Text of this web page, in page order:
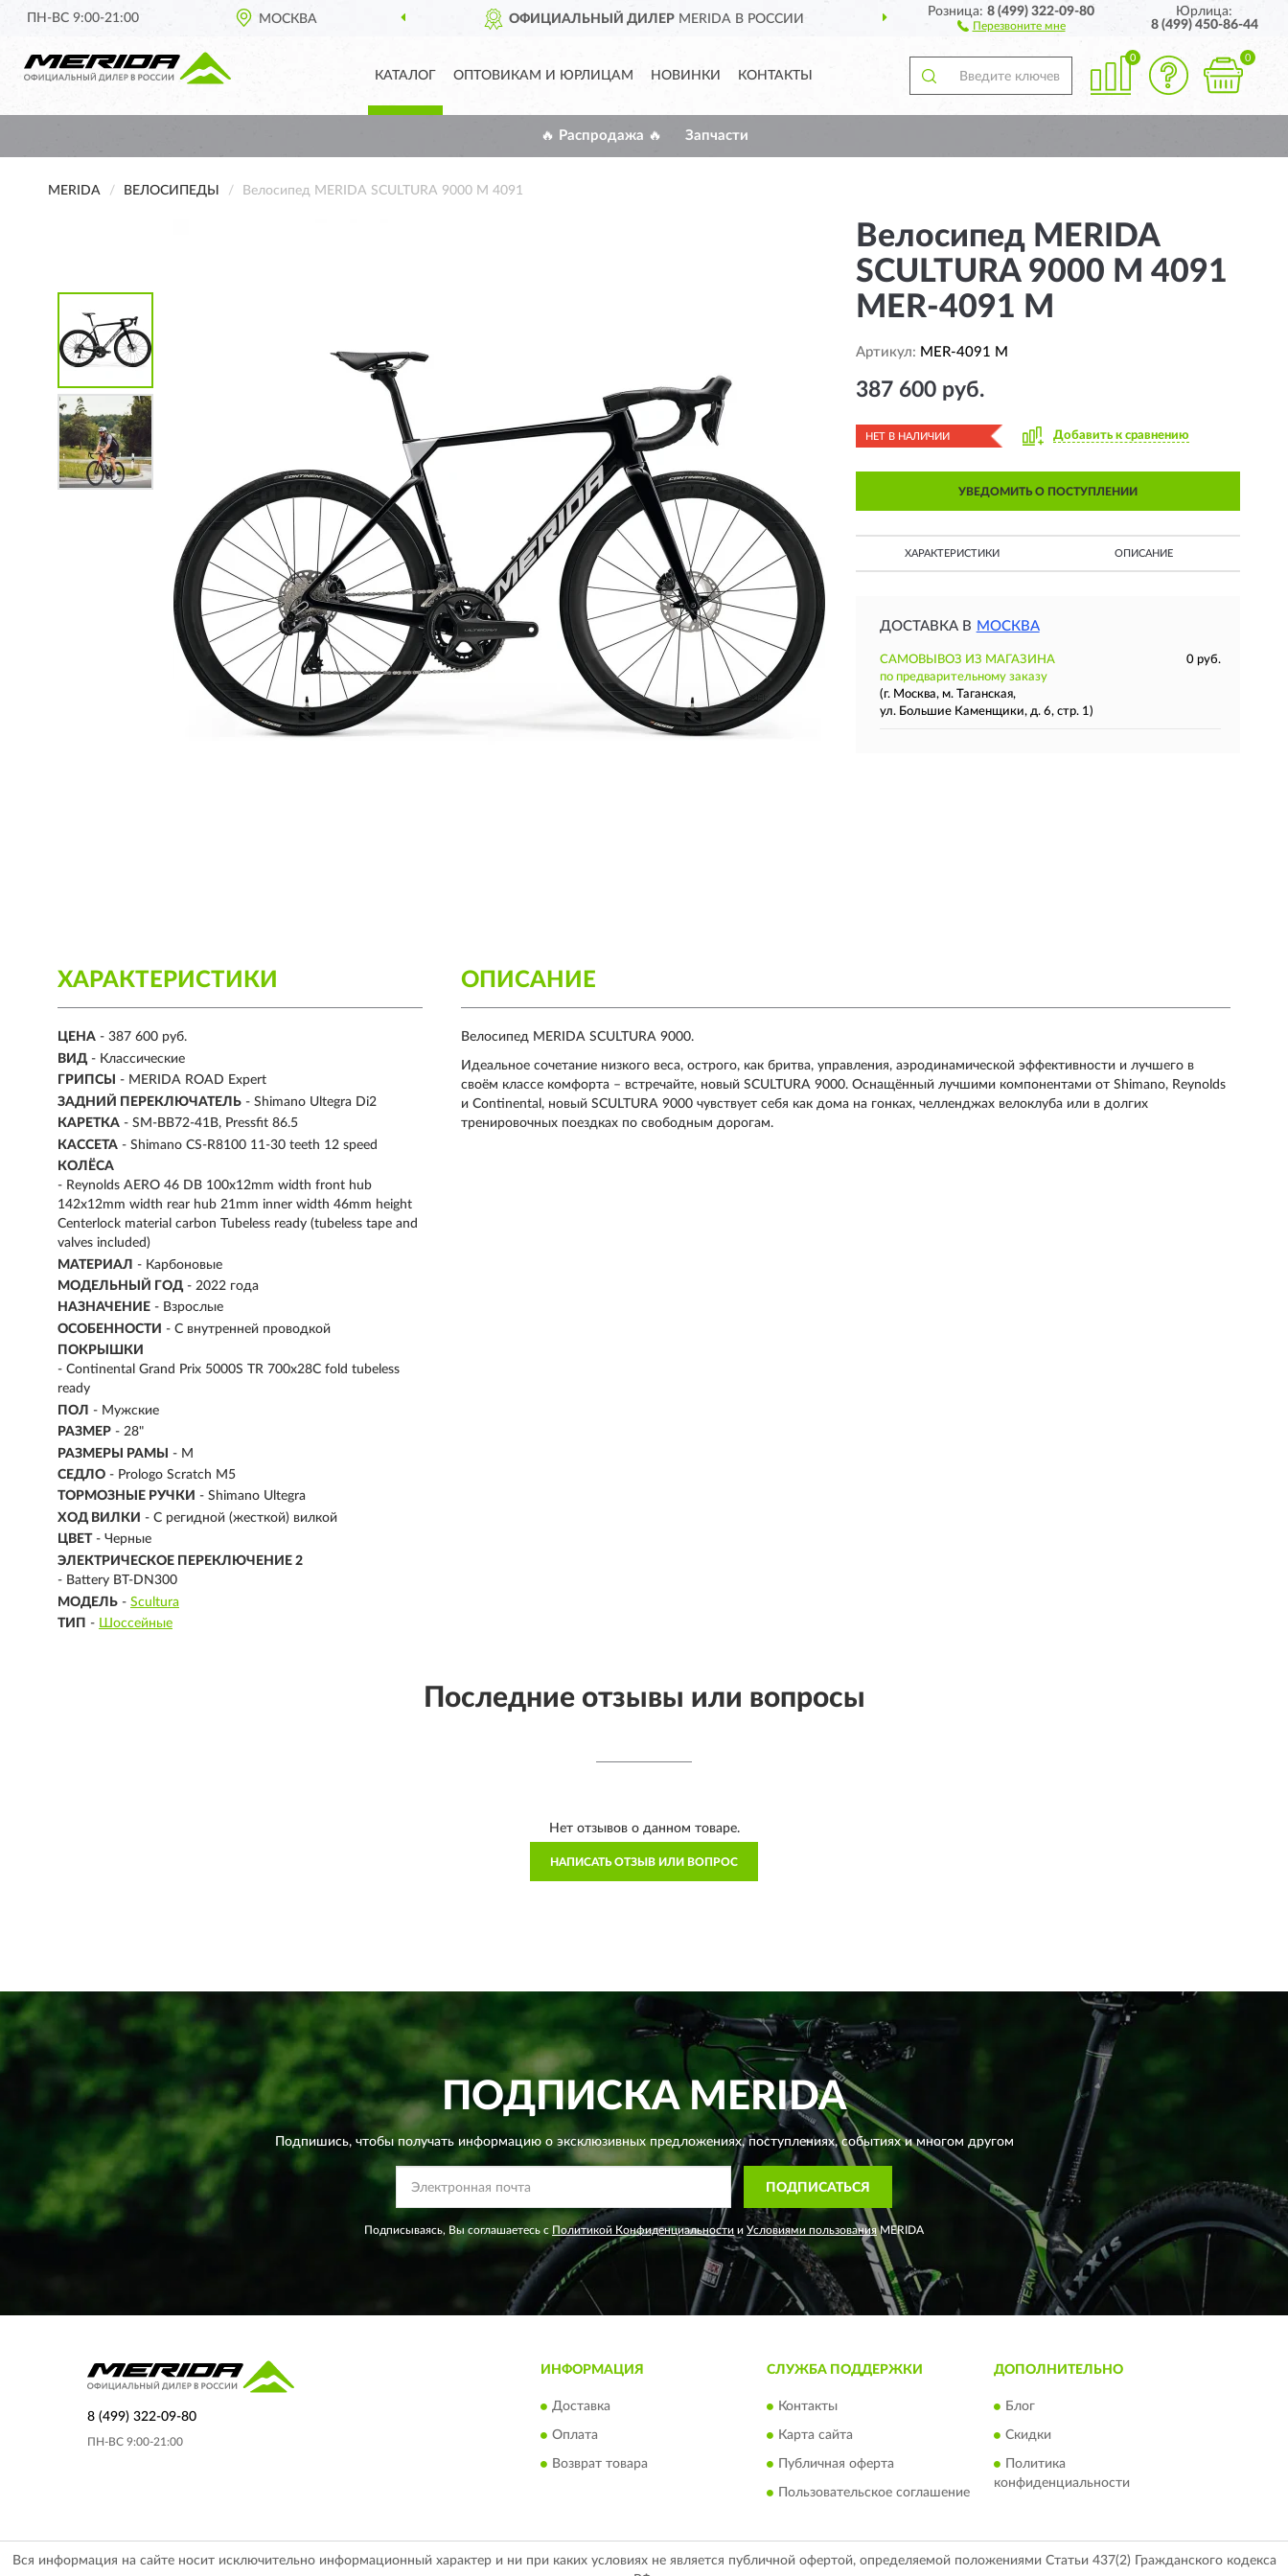
ПН-ВС 9:00-21:00 МОСКВА ОФИЦИАЛЬНЫЙ ДИЛЕРMERIDA В РОССИИ ДОСТАВИМ ПО ВСЕЙ РОССИИ
Розница:8 (499) 322-09-80
Перезвоните мне
Юрлица:
8 (499) 450-86-44
КАТАЛОГ ОПТОВИКАМ И ЮРЛИЦАМ НОВИНКИ КОНТАКТЫ
0 0
🔥 Распродажа 🔥 Запчасти
MERIDA ВЕЛОСИПЕДЫ Велосипед MERIDA SCULTURA 9000 M 4091
Велосипед MERIDA
SCULTURA 9000 M 4091
MER-4091 M
Артикул: MER-4091 M
387 600 руб.
НЕТ В НАЛИЧИИ Добавить к сравнению
УВЕДОМИТЬ О ПОСТУПЛЕНИИ
ХАРАКТЕРИСТИКИ ОПИСАНИЕ
ДОСТАВКА В МОСКВА
САМОВЫВОЗ ИЗ МАГАЗИНА
0 руб.
по предварительному заказу
(г. Москва, м. Таганская,
ул. Большие Каменщики, д. 6, стр. 1)
ХАРАКТЕРИСТИКИ
ЦЕНА - 387 600 руб.
ВИД - Классические
ГРИПСЫ
- MERIDA ROAD Expert
ЗАДНИЙ ПЕРЕКЛЮЧАТЕЛЬ - Shimano Ultegra Di2
КАРЕТКА - SM-BB72-41B, Pressfit 86.5
КАССЕТА - Shimano CS-R8100 11-30 teeth 12 speed
КОЛЁСА
- Reynolds AERO 46 DB 100x12mm width front hub
142x12mm width rear hub 21mm inner width 46mm height
Centerlock material carbon Tubeless ready (tubeless tape and
valves included)
МАТЕРИАЛ - Карбоновые
МОДЕЛЬНЫЙ ГОД - 2022 года
НАЗНАЧЕНИЕ - Взрослые
ОСОБЕННОСТИ - С внутренней проводкой
ПОКРЫШКИ
- Continental Grand Prix 5000S TR 700x28C fold tubeless
ready
ПОЛ - Мужские
РАЗМЕР - 28"
РАЗМЕРЫ РАМЫ
- M
СЕДЛО - Prologo Scratch M5
ТОРМОЗНЫЕ РУЧКИ - Shimano Ultegra
ХОД ВИЛКИ - С регидной (жесткой) вилкой
ЦВЕТ - Черные
ЭЛЕКТРИЧЕСКОЕ ПЕРЕКЛЮЧЕНИЕ 2
- Battery BT-DN300
МОДЕЛЬ - Scultura
ТИП - Шоссейные
ОПИСАНИЕ
Велосипед MERIDA SCULTURA 9000.
Идеальное сочетание низкого веса, острого, как бритва, управления, аэродинамической эффективности и лучшего в
своём классе комфорта – встречайте, новый SCULTURA 9000. Оснащённый лучшими компонентами от Shimano, Reynolds
и Continental, новый SCULTURA 9000 чувствует себя как дома на гонках, челленджах велоклуба или в долгих
тренировочных поездках по свободным дорогам.
Последние отзывы или вопросы
Нет отзывов о данном товаре.
НАПИСАТЬ ОТЗЫВ ИЛИ ВОПРОС
ПОДПИСКАMERIDA
Подпишись, чтобы получать информацию о эксклюзивных предложениях,поступлениях, событиях и многом другом
ПОДПИСАТЬСЯ
Подписываясь, Вы соглашаетесь с Политикой Конфиденциальности и Условиями пользованияMERIDA
8 (499) 322-09-80
ПН-ВС 9:00-21:00
ИНФОРМАЦИЯ
Доставка
Оплата
Возврат товара
СЛУЖБА ПОДДЕРЖКИ
Контакты
Карта сайта
Публичная оферта
Пользовательское соглашение
ДОПОЛНИТЕЛЬНО
Блог
Скидки
Политика
конфиденциальности
Вся информация на сайте носит исключительно информационный характер и ни при каких условиях не является публичной офертой, определяемой положениями Статьи 437(2) Гражданского кодекса